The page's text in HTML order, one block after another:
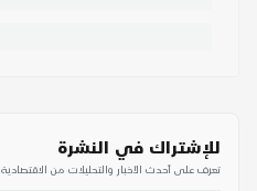
للإشتراك في النشرة
تعرف على أحدث الأخبار والتحليلات من الاقتصادية